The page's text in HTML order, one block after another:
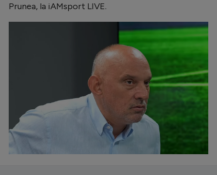
Prunea, la iAMsport LIVE.